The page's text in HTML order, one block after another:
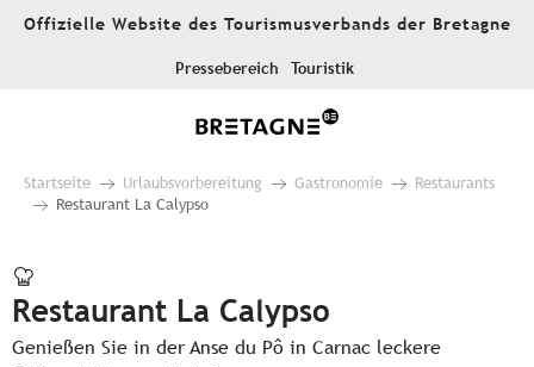
AllerOffizielle Website des Tourismusverbands der Bretagne
Pressebereich Touristik
Startseite Urlaubsvorbereitung Gastronomie
Restaurants
Restaurant La Calypso
Restaurant La Calypso
Genießen Sie in der Anse du Pô in Carnac leckere